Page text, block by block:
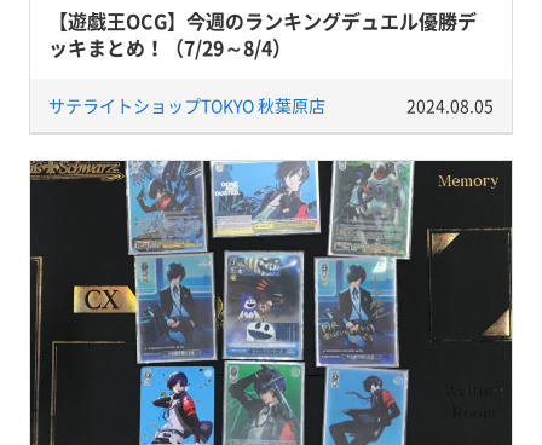
【遊戯王OCG】今週のランキングデュエル優勝デ
ッキまとめ！（7/29～8/4）
サテライトショップTOKYO 秋葉原店 2024.08.05